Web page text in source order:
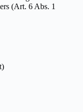
(Art. 6 Abs. 1